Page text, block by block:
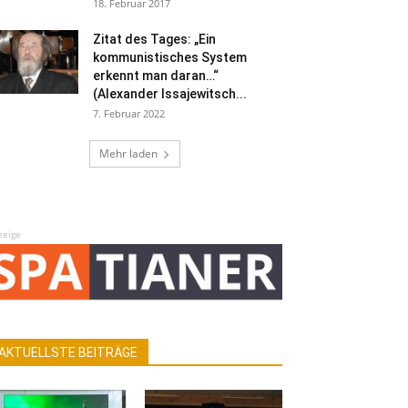
18. Februar 2017
Zitat des Tages: „Ein
kommunistisches System
erkennt man daran…“
(Alexander Issajewitsch...
7. Februar 2022
Mehr laden
BEITRÄGE